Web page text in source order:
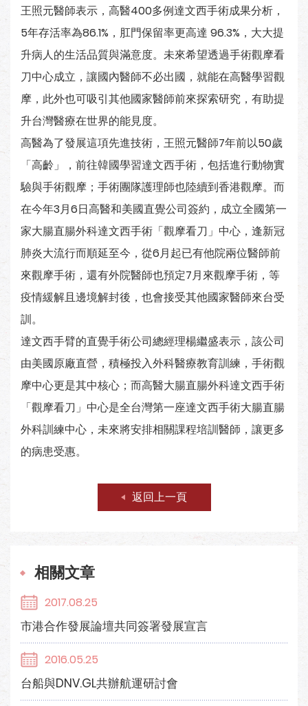
王照元醫師表示，高醫400多例達文西手術成果分析，
5年存活率為86.1%，肛門保留率更高達 96.3%，大大提
升病人的生活品質與滿意度。未來希望透過手術觀摩看
刀中心成立，讓國內醫師不必出國，就能在高醫學習觀
摩，此外也可吸引其他國家醫師前來探索研究，有助提
升台灣醫療在世界的能見度。
高醫為了發展這項先進技術，王照元醫師7年前以50歲
「高齡」，前往韓國學習達文西手術，包括進行動物實
驗與手術觀摩；手術團隊護理師也陸續到香港觀摩。而
在今年3月6日高醫和美國直覺公司簽約，成立全國第一
家大腸直腸外科達文西手術「觀摩看刀」中心，逢新冠
肺炎大流行而順延至今，從6月起已有他院兩位醫師前
來觀摩手術，還有外院醫師也預定7月來觀摩手術，等
疫情緩解且邊境解封後，也會接受其他國家醫師來台受
訓。
達文西手臂的直覺手術公司總經理楊繼盛表示，該公司
由美國原廠直營，積極投入外科醫療教育訓練，手術觀
摩中心更是其中核心；而高醫大腸直腸外科達文西手術
「觀摩看刀」中心是全台灣第一座達文西手術大腸直腸
外科訓練中心，未來將安排相關課程培訓醫師，讓更多
的病患受惠。
返回上一頁
相關文章
2017.08.25
市港合作發展論壇共同簽署發展宣言
2016.05.25
台船與DNV.GL共辦航運研討會